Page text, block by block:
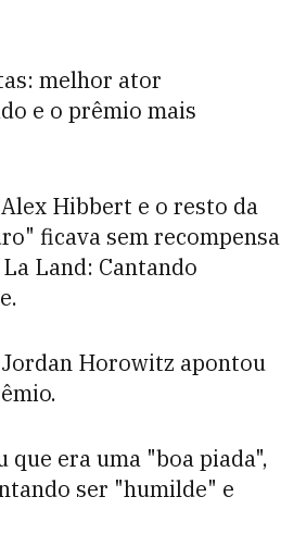
melhor ator
e o prêmio mais
Hibbert e o resto da
ficava sem recompensa
Land: Cantando
Horowitz apontou
era uma "boa piada",
ser "humilde" e